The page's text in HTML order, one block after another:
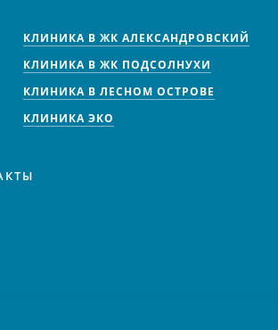
КЛИНИКА В ЖК АЛЕКСАНДРОВСКИЙ
КЛИНИКА В ЖК ПОДСОЛНУХИ
КЛИНИКА В ЛЕСНОМ ОСТРОВЕ
КЛИНИКА ЭКО